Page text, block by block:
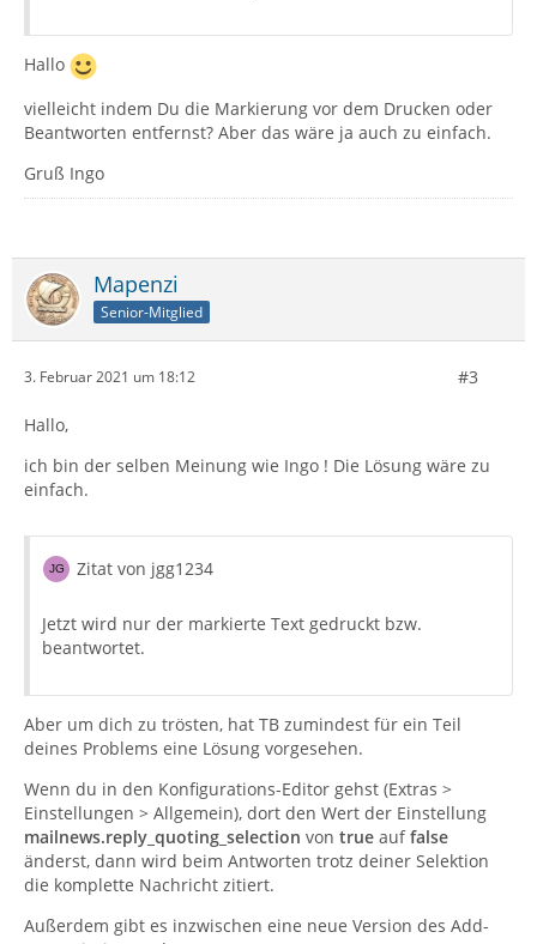
Hallo
vielleicht indem Du die Markierung vor dem Drucken oder
Beantworten entfernst? Aber das wäre ja auch zu einfach.
Gruß Ingo
Mapenzi
Senior-Mitglied
3. Februar 2021 um 18:12 #3
Hallo,
ich bin der selben Meinung wie Ingo ! Die Lösung wäre zu
einfach.
Zitat von jgg1234
Jetzt wird nur der markierte Text gedruckt bzw.
beantwortet.
Aber um dich zu trösten, hat TB zumindest für ein Teil
deines Problems eine Lösung vorgesehen.
Wenn du in den Konfigurations-Editor gehst (Extras >
Einstellungen > Allgemein), dort den Wert der Einstellung
mailnews.reply_quoting_selection von true auffalse
änderst, dann wird beim Antworten trotz deiner Selektion
die komplette Nachricht zitiert.
Außerdem gibt es inzwischen eine neue Version des Add-